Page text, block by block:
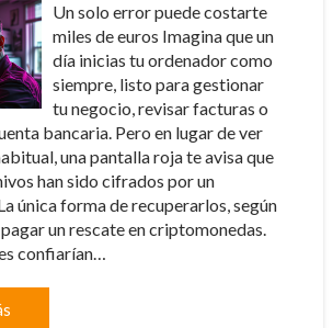
Un solo error puede costarte
miles de euros Imagina que un
día inicias tu ordenador como
siempre, listo para gestionar
tu negocio, revisar facturas o
bancaria. Pero en lugar de ver
una pantalla roja te avisa que
han sido cifrados por un
única forma de recuperarlos, según
pagar un rescate en criptomonedas.
confiarían…